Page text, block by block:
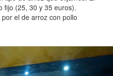
fijo (25, 30 y 35 euros).
el de arroz con pollo